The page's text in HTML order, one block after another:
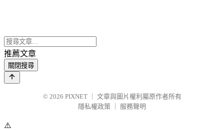
推薦文章
關閉搜尋
© 2026 PIXNET
文章與圖片權利屬原作者所有
隱私權政策
服務聲明
⚠️